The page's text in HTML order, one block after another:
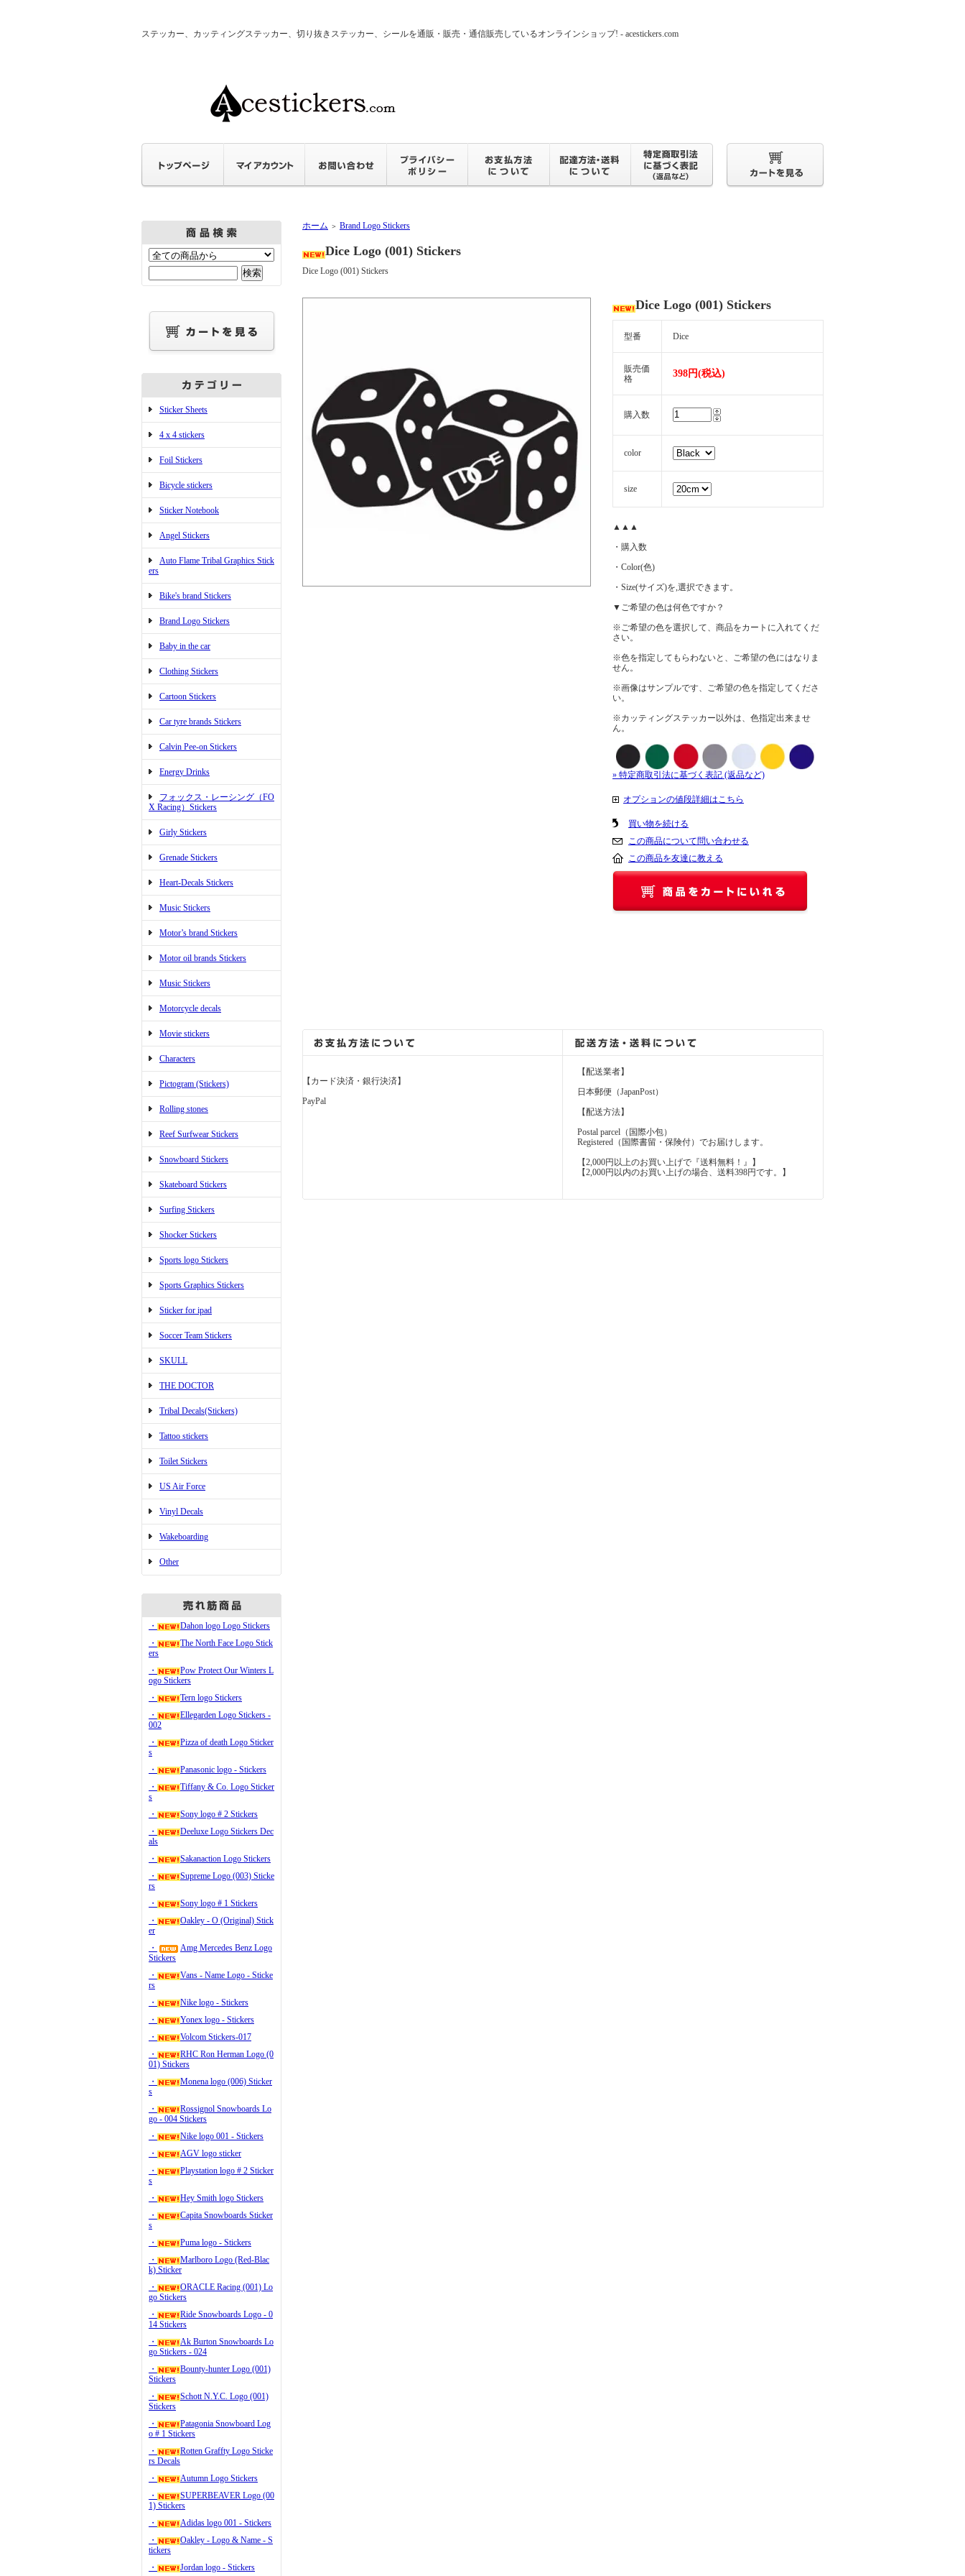
ステッカー、カッティングステッカー、切り抜きステッカー、シールを通販・販売・通信販売しているオンラインショップ! - acestickers.com
Sticker Sheets
4 x 4 stickers
Foil Stickers
Bicycle stickers
Sticker Notebook
Angel Stickers
Auto Flame Tribal Graphics Stick
ers
Bike's brand Stickers
Brand Logo Stickers
Baby in the car
Clothing Stickers
Cartoon Stickers
Car tyre brands Stickers
Calvin Pee-on Stickers
Energy Drinks
フォックス・レーシング（FO
X Racing）Stickers
Girly Stickers
Grenade Stickers
Heart-Decals Stickers
Music Stickers
Motor’s brand Stickers
Motor oil brands Stickers
Music Stickers
Motorcycle decals
Movie stickers
Characters
Pictogram (Stickers)
Rolling stones
Reef Surfwear Stickers
Snowboard Stickers
Skateboard Stickers
Surfing Stickers
Shocker Stickers
Sports logo Stickers
Sports Graphics Stickers
Sticker for ipad
Soccer Team Stickers
SKULL
THE DOCTOR
Tribal Decals(Stickers)
Tattoo stickers
Toilet Stickers
US Air Force
Vinyl Decals
Wakeboarding
Other
・
Dahon logo Logo Stickers
・
The North Face Logo Stick
ers
・
Pow Protect Our Winters L
ogo Stickers
・
Tern logo Stickers
・
Ellegarden Logo Stickers -
002
・
Pizza of death Logo Sticker
s
・
Panasonic logo - Stickers
・
Tiffany & Co. Logo Sticker
s
・
Sony logo # 2 Stickers
・
Deeluxe Logo Stickers Dec
als
・
Sakanaction Logo Stickers
・
Supreme Logo (003) Sticke
rs
・
Sony logo # 1 Stickers
・
Oakley - O (Original) Stick
er
・
Amg Mercedes Benz Logo
Stickers
・
Vans - Name Logo - Sticke
rs
・
Nike logo - Stickers
・
Yonex logo - Stickers
・
Volcom Stickers-017
・
RHC Ron Herman Logo (0
01) Stickers
・
Monena logo (006) Sticker
s
・
Rossignol Snowboards Lo
go - 004 Stickers
・
Nike logo 001 - Stickers
・
AGV logo sticker
・
Playstation logo # 2 Sticker
s
・
Hey Smith logo Stickers
・
Capita Snowboards Sticker
s
・
Puma logo - Stickers
・
Marlboro Logo (Red-Blac
k) Sticker
・
ORACLE Racing (001) Lo
go Stickers
・
Ride Snowboards Logo - 0
14 Stickers
・
Ak Burton Snowboards Lo
go Stickers - 024
・
Bounty-hunter Logo (001)
Stickers
・
Schott N.Y.C. Logo (001)
Stickers
・
Patagonia Snowboard Log
o # 1 Stickers
・
Rotten Graffty Logo Sticke
rs Decals
・
Autumn Logo Stickers
・
SUPERBEAVER Logo (00
1) Stickers
・
Adidas logo 001 - Stickers
・
Oakley - Logo & Name - S
tickers
・
Jordan logo - Stickers
ホーム ＞ Brand Logo Stickers
Dice Logo (001) Stickers
Dice Logo (001) Stickers
Dice Logo (001) Stickers
型番 Dice
販売価
格
398円(税込)
購入数
color
size
▲▲▲
・購入数
・Color(色)
・Size(サイズ)を,選択できます。
▼ご希望の色は何色ですか？
※ご希望の色を選択して、商品をカートに入れてくだ
さい。
※色を指定してもらわないと、ご希望の色にはなりま
せん。
※画像はサンプルです、ご希望の色を指定してくださ
い。
※カッティングステッカー以外は、色指定出来ませ
ん。
» 特定商取引法に基づく表記 (返品など)
オプションの値段詳細はこちら
買い物を続ける
この商品について問い合わせる
この商品を友達に教える
【カード決済・銀行決済】
PayPal
【配送業者】
日本郵便（JapanPost）
【配送方法】
Postal parcel（国際小包）
Registered（国際書留・保険付）でお届けします。
【2,000円以上のお買い上げで『送料無料！』】
【2,000円以内のお買い上げの場合、送料398円です。】